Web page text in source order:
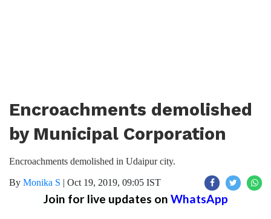
Encroachments demolished
by Municipal Corporation
Encroachments demolished in Udaipur city.
By Monika S | Oct 19, 2019, 09:05 IST
Join for live updates on WhatsApp